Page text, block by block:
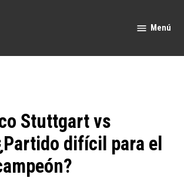
Menú
Stuttgart vs
difícil para el